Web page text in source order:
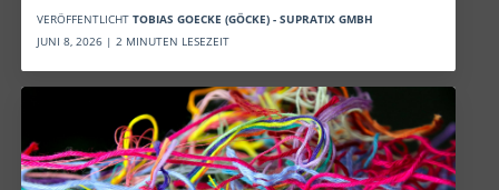
VERÖFFENTLICHT TOBIAS GOECKE (GÖCKE) - SUPRATIX GMBH
JUNI 8, 2026 | 2 MINUTEN LESEZEIT